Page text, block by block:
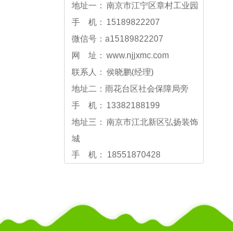
地址一： 南京市江宁区章村工业园
手 机： 15189822207
微信号：a15189822207
网 址： www.njjxmc.com
联系人： 侯晓鹏(经理)
地址二：雨花台区社会保障局旁
手 机： 13382188199
地址三： 南京市江北新区弘扬装饰
城
手 机： 18551870428